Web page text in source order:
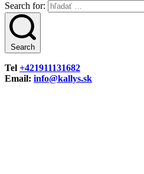
Search for:
Search
Tel +421911131682
Email: info@kallys.sk